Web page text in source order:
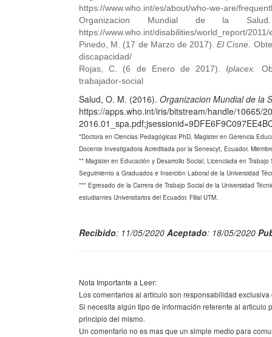
https://www.who.int/es/about/who-we-are/
Organizacion Mundial de la
https://www.who.int/disabilities/world_report/2011/
Pinedo, M. (17 de Marzo de 2017).El Cisne .
discapacidad/
Rojas, C. (6 de Enero de 2017).Iplacex.
trabajador-social
Salud, O. M. (2016). Organizacion Mundial de la
https://apps.who.int/iris/bitstream/handle/10665/
*Doctora en Ciencias Pedagógicas PhD, Magister en Gerencia
Docente Investigadora Acreditada por la Senescyt, Ecuador.
** Magister en Educación y Desarrollo Social, Licenciada en
Seguimiento a Graduados e Inserción Laboral de la Universidad
*** Egresado de la Carrera de Trabajo Social de la Universidad
estudiantes Universitarios del Ecuador, Filial UTM.
Recibido: 11/05/2020 Aceptado: 18/05/2020
Nota Importante a Leer:
Los comentarios al artículo son responsabilidad exclusiva
Si necesita algún tipo de información referente al
principio del mismo.
Un comentario no es mas que un simple medio para